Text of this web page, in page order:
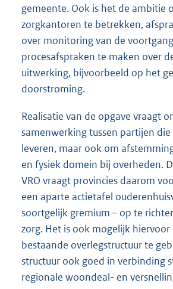
gemeente. Ook is het de ambitie
zorgkantoren te betrekken,
over monitoring van de
procesafspraken te maken over
uitwerking, bijvoorbeeld op het
doorstroming.
Realisatie van de opgave vraagt
samenwerking tussen partijen
leveren, maar ook om
en fysiek domein bij overheden.
VRO vraagt provincies daarom
een aparte actietafel
soortgelijk gremium – op te
zorg. Het is ook mogelijk hiervoor
bestaande overlegstructuur te
structuur ook goed in verbinding
regionale woondeal- en